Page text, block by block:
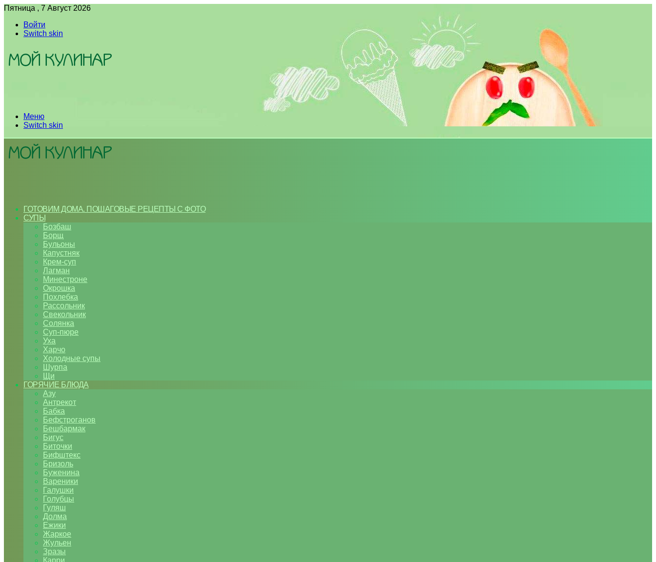
Пятница , 7 Август 2026
Войти
Switch skin
Меню
Switch skin
ГОТОВИМ ДОМА. ПОШАГОВЫЕ РЕЦЕПТЫ С ФОТО
СУПЫ
Бозбаш
Борщ
Бульоны
Капустняк
Крем-суп
Лагман
Минестроне
Окрошка
Похлебка
Рассольник
Свекольник
Солянка
Суп-пюре
Уха
Харчо
Холодные супы
Шурпа
Щи
ГОРЯЧИЕ БЛЮДА
Азу
Антрекот
Бабка
Бефстроганов
Бешбармак
Бигус
Биточки
Бифштекс
Бризоль
Буженина
Вареники
Галушки
Голубцы
Гуляш
Долма
Ежики
Жаркое
Жульен
Зразы
Карри